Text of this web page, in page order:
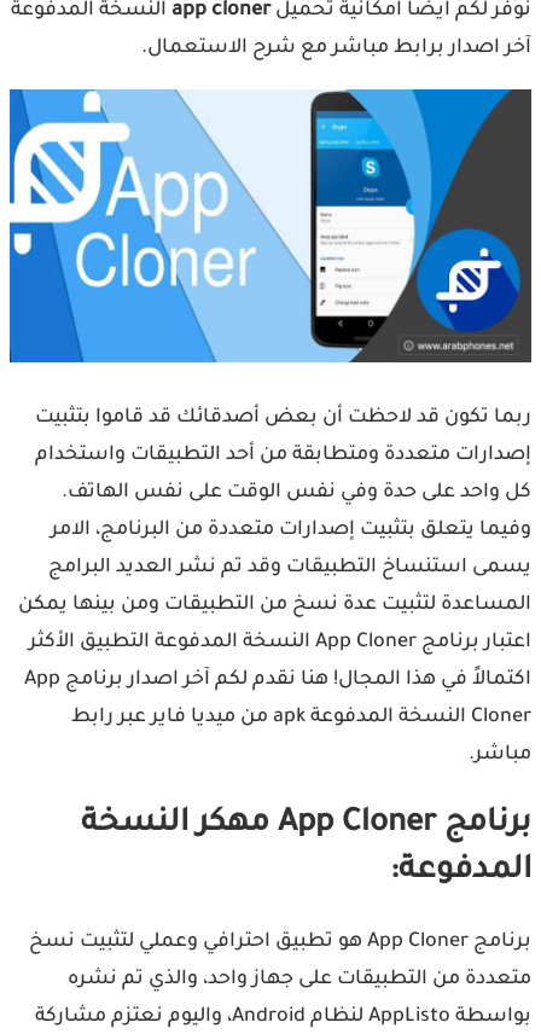
نوفر لكم ايضا امكانية تحميلapp cloner النسخة المدفوعة
آخر اصدار برابط مباشر مع شرح الاستعمال.
ربما تكون قد لاحظت أن بعض أصدقائك قد قاموا بتثبيت
إصدارات متعددة ومتطابقة من أحد التطبيقات واستخدام
كل واحد على حدة وفي نفس الوقت على نفس الهاتف.
وفيما يتعلق بتثبيت إصدارات متعددة من البرنامج، الامر
يسمى استنساخ التطبيقات وقد تم نشر العديد البرامج
المساعدة لتثبيت عدة نسخ من التطبيقات ومن بينها يمكن
اعتبار برنامج App Cloner النسخة المدفوعة التطبيق الأكثر
اكتمالاً في هذا المجال! هنا نقدم لكم آخر اصدار برنامج App
Cloner النسخة المدفوعة apk من ميديا فاير عبر رابط
مباشر.
برنامج App Cloner مهكر النسخة
المدفوعة:
برنامج App Cloner هو تطبيق احترافي وعملي لتثبيت نسخ
متعددة من التطبيقات على جهاز واحد، والذي تم نشره
بواسطة AppListo لنظام Android، واليوم نعتزم مشاركة